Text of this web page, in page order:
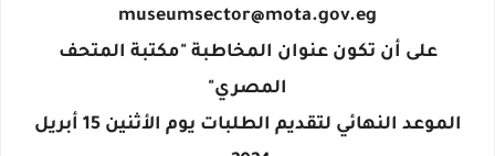
museumsector@mota.gov.eg
على أن تكون عنوان المخاطبة "مكتبة المتحف
المصري"
الموعد النهائي لتقديم الطلبات يوم الأثنين 15 أبريل